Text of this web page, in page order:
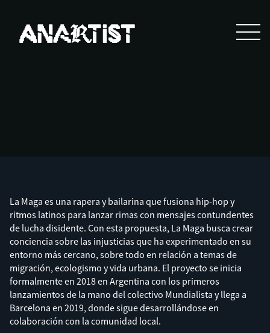
La Maga es una rapera y bailarina que fusiona hip-hop y
ritmos latinos para lanzar rimas con mensajes contundentes
de lucha disidente. Con esta propuesta, La Maga busca crear
conciencia sobre las injusticias que ha experimentado en su
entorno más cercano, sobre todo en relación a temas de
migración, ecologismo y vida urbana. El proyecto se inicia
formalmente en 2018 en Argentina con los primeros
lanzamientos de la mano del colectivo Mundialista y llega a
Barcelona en 2019, donde sigue desarrollándose en
colaboración con la comunidad local.